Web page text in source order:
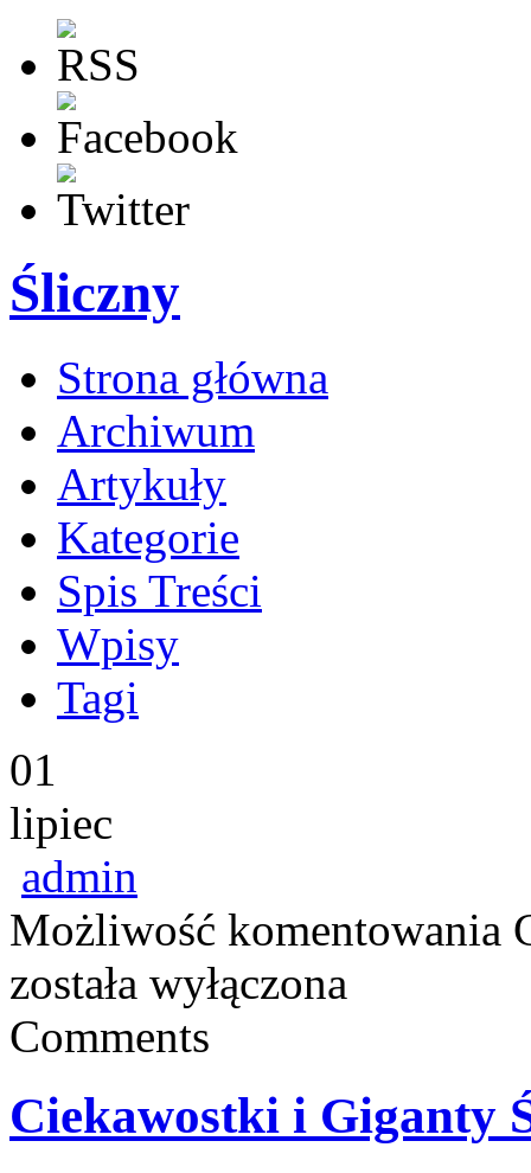
Śliczny
Strona główna
Archiwum
Artykuły
Kategorie
Spis Treści
Wpisy
Tagi
01
lipiec
admin
Możliwość komentowania
została wyłączona
Comments
Ciekawostki i Giganty